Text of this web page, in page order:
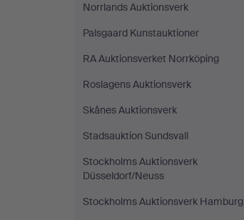
Norrlands Auktionsverk
Palsgaard Kunstauktioner
RA Auktionsverket Norrköping
Roslagens Auktionsverk
Skånes Auktionsverk
Stadsauktion Sundsvall
Stockholms Auktionsverk
Düsseldorf/Neuss
Stockholms Auktionsverk Hamburg